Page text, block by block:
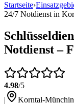
Startseite›
24/7 Notdienst in
Notdienst –
4.98/5
|
Korntal-